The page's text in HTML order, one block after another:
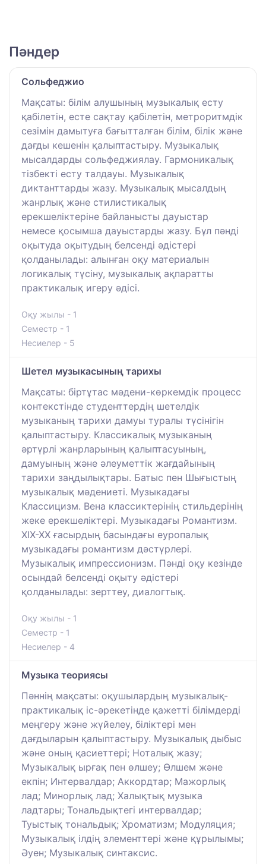
Пәндер
Сольфеджио
Мақсаты: білім алушының музыкалық есту
қабілетін, есте сақтау қабілетін, метроритмдік
сезімін дамытуға бағытталған білім, білік және
дағды кешенін қалыптастыру. Музыкалық
мысалдарды сольфеджиялау. Гармоникалық
тізбекті есту талдауы. Музыкалық
диктанттарды жазу. Музыкалық мысалдың
жанрлық және стилистикалық
ерекшеліктеріне байланысты дауыстар
немесе қосымша дауыстарды жазу. Бұл пәнді
оқытуда оқытудың белсенді әдістері
қолданылады: алынған оқу материалын
логикалық түсіну, музыкалық ақпаратты
практикалық игеру әдісі.
Оқу жылы - 1
Семестр - 1
Несиелер - 5
Шетел музыкасының тарихы
Мақсаты: біртұтас мәдени-көркемдік процесс
контекстінде студенттердің шетелдік
музыканың тарихи дамуы туралы түсінігін
қалыптастыру. Классикалық музыканың
әртүрлі жанрларының қалыптасуының,
дамуының және әлеуметтік жағдайының
тарихи заңдылықтары. Батыс пен Шығыстың
музыкалық мәдениеті. Музыкадағы
Классицизм. Вена классиктерінің стильдерінің
жеке ерекшеліктері. Музыкадағы Романтизм.
ХІХ-ХХ ғасырдың басындағы еуропалық
музыкадағы романтизм дәстүрлері.
Музыкалық импрессионизм. Пәнді оқу кезінде
осындай белсенді оқыту әдістері
қолданылады: зерттеу, диалогтық.
Оқу жылы - 1
Семестр - 1
Несиелер - 4
Музыка теориясы
Пәннің мақсаты: оқушылардың музыкалық-
практикалық іс-әрекетінде қажетті білімдерді
меңгеру және жүйелеу, біліктері мен
дағдыларын қалыптастыру. Музыкалық дыбыс
және оның қасиеттері; Ноталық жазу;
Музыкалық ырғақ пен өлшеу; Өлшем және
екпін; Интервалдар; Аккордтар; Мажорлық
лад; Минорлық лад; Халықтық музыка
ладтары; Тональдықтегі интервалдар;
Туыстық тональдық; Хроматизм; Модуляция;
Музыкалық ілдің элементтері және құрылымы;
Әуен; Музыкалық синтаксис.